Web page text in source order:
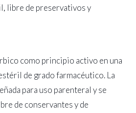
libre de preservativos y
como principio activo en una
de grado farmacéutico. La
para uso parenteral y se
de conservantes y de